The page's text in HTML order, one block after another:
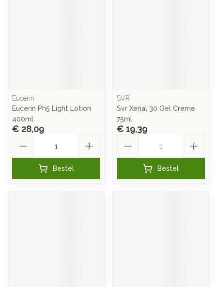
Eucerin
Eucerin Ph5 Light Lotion
400ml
€ 28,09
Bestel
SVR
Svr Xerial 30 Gel Creme
75ml
€ 19,39
Bestel